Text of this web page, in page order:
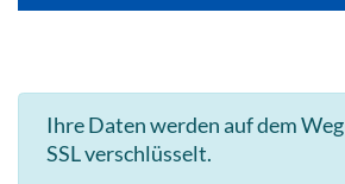
Ihre Daten werden auf dem
SSL verschlüsselt.